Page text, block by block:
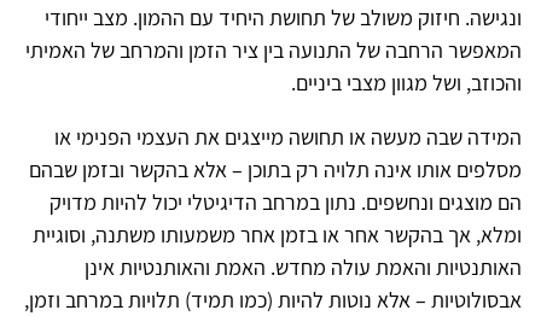
ונגישה. חיזוק משולב של תחושת היחיד עם ההמון. מצב ייחודי
המאפשר הרחבה של התנועה בין ציר הזמן והמרחב של האמיתי
והכוזב, ושל מגוון מצבי ביניים.
המידה שבה מעשה או תחושה מייצגים את העצמי הפנימי או
מסלפים אותו אינה תלויה רק בתוכן – אלא בהקשר ובזמן שבהם
הם מוצגים ונחשפים. נתון במרחב הדיגיטלי יכול להיות מדויק
ומלא, אך בהקשר אחר או בזמן אחר משמעותו משתנה, וסוגיית
האותנטיות והאמת עולה מחדש. האמת והאותנטיות אינן
אבסולוטיות – אלא נוטות להיות (כמו תמיד) תלויות במרחב וזמן,